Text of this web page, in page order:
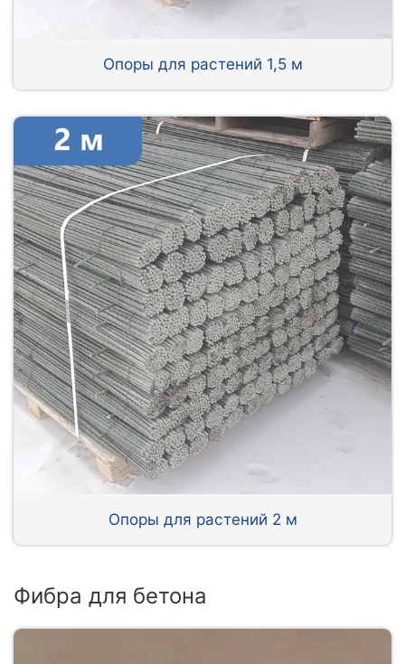
Опоры для растений 1,5 м
Опоры для растений 2 м
Фибра для бетона